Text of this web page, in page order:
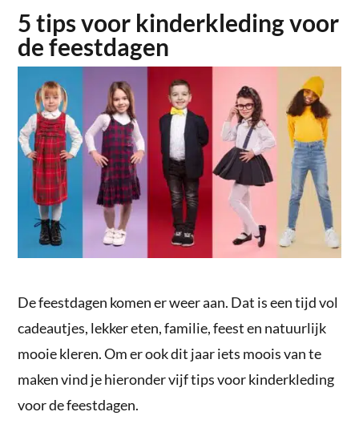
5 tips voor kinderkleding voor
de feestdagen
De feestdagen komen er weer aan. Dat is een tijd vol
cadeautjes, lekker eten, familie, feest en natuurlijk
mooie kleren. Om er ook dit jaar iets moois van te
maken vind je hieronder vijf tips voor kinderkleding
voor de feestdagen.